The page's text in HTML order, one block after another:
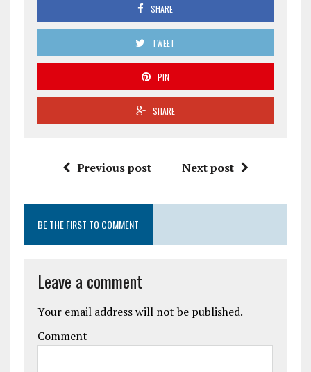
SHARE
TWEET
PIN
SHARE
Previous post Next post
BE THE FIRST TO COMMENT
Leave a comment
Your email address will not be published.
Comment